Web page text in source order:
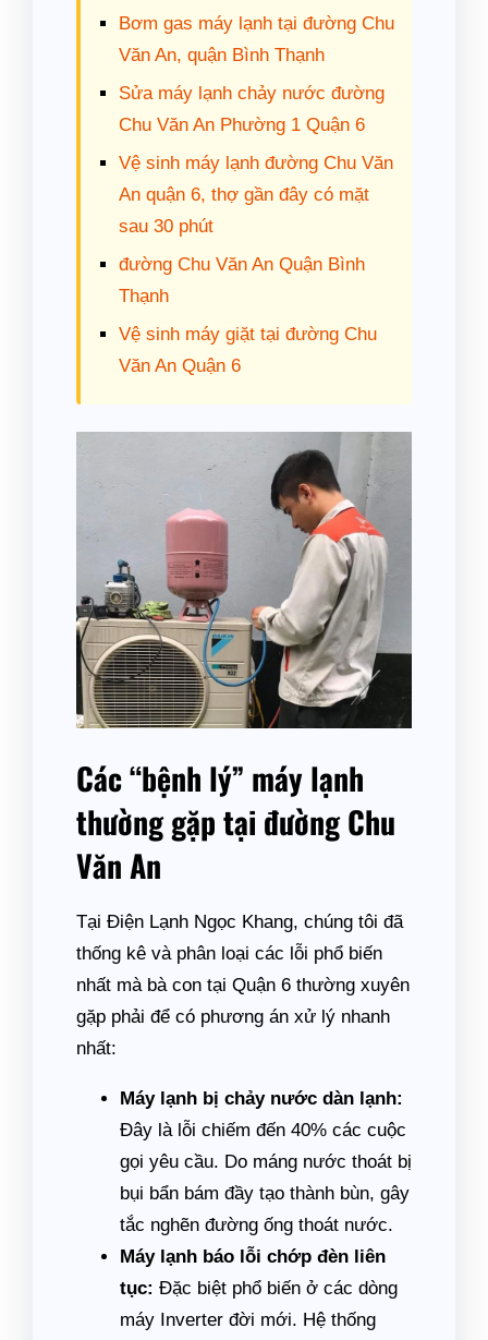
Bơm gas máy lạnh tại đường Chu
Văn An, quận Bình Thạnh
Sửa máy lạnh chảy nước đường
Chu Văn An Phường 1 Quận 6
Vệ sinh máy lạnh đường Chu Văn
An quận 6, thợ gần đây có mặt
sau 30 phút
đường Chu Văn An Quận Bình
Thạnh
Vệ sinh máy giặt tại đường Chu
Văn An Quận 6
Các “bệnh lý” máy lạnh
thường gặp tại đường Chu
Văn An
Tại Điện Lạnh Ngọc Khang, chúng tôi đã
thống kê và phân loại các lỗi phổ biến
nhất mà bà con tại Quận 6 thường xuyên
gặp phải để có phương án xử lý nhanh
nhất:
Máy lạnh bị chảy nước dàn lạnh:
Đây là lỗi chiếm đến 40% các cuộc
gọi yêu cầu. Do máng nước thoát bị
bụi bẩn bám đầy tạo thành bùn, gây
tắc nghẽn đường ống thoát nước.
Máy lạnh báo lỗi chớp đèn liên
tục: Đặc biệt phổ biến ở các dòng
máy Inverter đời mới. Hệ thống